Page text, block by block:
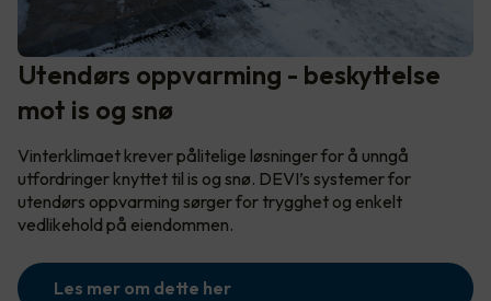
Utendørs oppvarming - beskyttelse
mot is og snø
Vinterklimaet krever pålitelige løsninger for å unngå
utfordringer knyttet til is og snø. DEVI’s systemer for
utendørs oppvarming sørger for trygghet og enkelt
vedlikehold på eiendommen.
Les mer om dette her